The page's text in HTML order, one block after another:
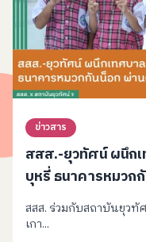
ข่าวสาร
สสส.-ยุวทัศน์ ผนึกเ
บุหรี่ ธนาคารหมว
แห่งทั่วเกาะสมุย
สสส. ร่วมกับสถาบันยุวทั
เกา...